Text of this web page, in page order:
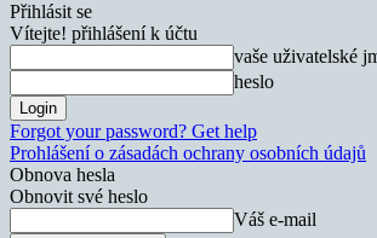
Přihlásit se
Vítejte! přihlášení k účtu
vaše uživatelské
heslo
Forgot your password? Get help
Prohlášení o zásadách ochrany osobních údajů
Obnova hesla
Obnovit své heslo
Váš e-mail